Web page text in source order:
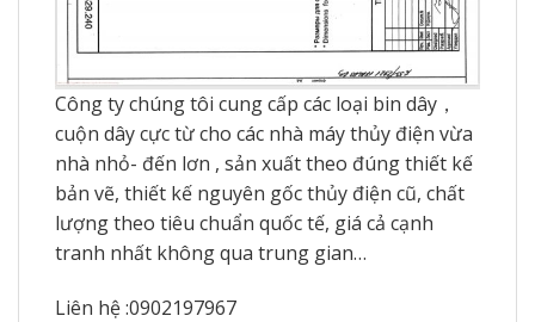
Công ty chúng tôi cung cấp các loại bin dây，
cuộn dây cực từ cho các nhà máy thủy điện vừa
nhà nhỏ- đến lơn , sản xuất theo đúng thiết kế
bản vẽ, thiết kế nguyên gốc thủy điện cũ, chất
lượng theo tiêu chuẩn quốc tế, giá cả cạnh
tranh nhất không qua trung gian…
Liên hệ :0902197967